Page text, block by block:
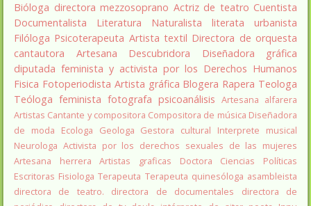
Bióloga directora mezzosoprano Actriz de teatro Cuentista
Documentalista
Literatura Naturalista literata
urbanista
Filóloga Psicoterapeuta Artista textil Directora de orquesta
cantautora
Artesana Descubridora
Diseñadora gráfica
diputada feminista y activista por los Derechos Humanos
Fisica Fotoperiodista Artista gráfica Blogera Rapera Teologa
Teóloga feminista fotografa psicoanálisis Artesana alfarera
Artistas Cantante y compositora Compositora de música Diseñadora
de moda
Ecologa Geologa Gestora cultural
Interprete musical
Neurologa Activista por los derechos sexuales de las mujeres
Artesana herrera
Artistas graficas
Doctora Ciencias Políticas
Escritoras Fisiologa Terapeuta Terapeuta quinesóloga asambleista
directora de teatro.
directora de documentales
directora de